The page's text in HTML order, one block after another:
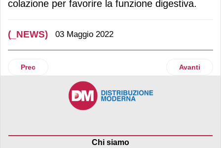
colazione per favorire la funzione digestiva.
(_NEWS) 03 Maggio 2022
Articolo precedente: Macfrut 2022: Romagnoli f.lli
Prec Articolo
Avanti
Chi siamo